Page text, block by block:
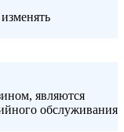
являются
обслуживания